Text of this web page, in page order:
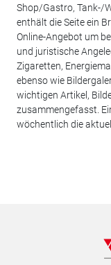
Shop/Gastro, Tank-/
enthält die Seite ein
Online-Angebot um
und juristische
Zigaretten,
ebenso wie
wichtigen Artikel,
zusammengefasst.
wöchentlich die